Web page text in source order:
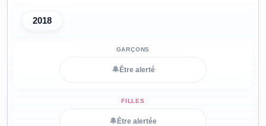
2018
🔔 Être alerté
🔔 Être alertée